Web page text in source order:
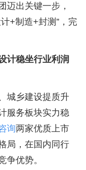
迈出关键一步，
+制造+封测”，完
计稳坐行业利润
城乡建设提质升
服务板块实力稳
询两家优质上市
局，在国内同行
争优势。